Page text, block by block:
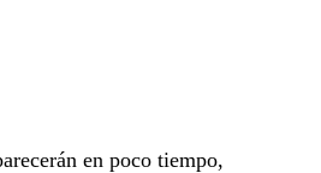
en poco tiempo,